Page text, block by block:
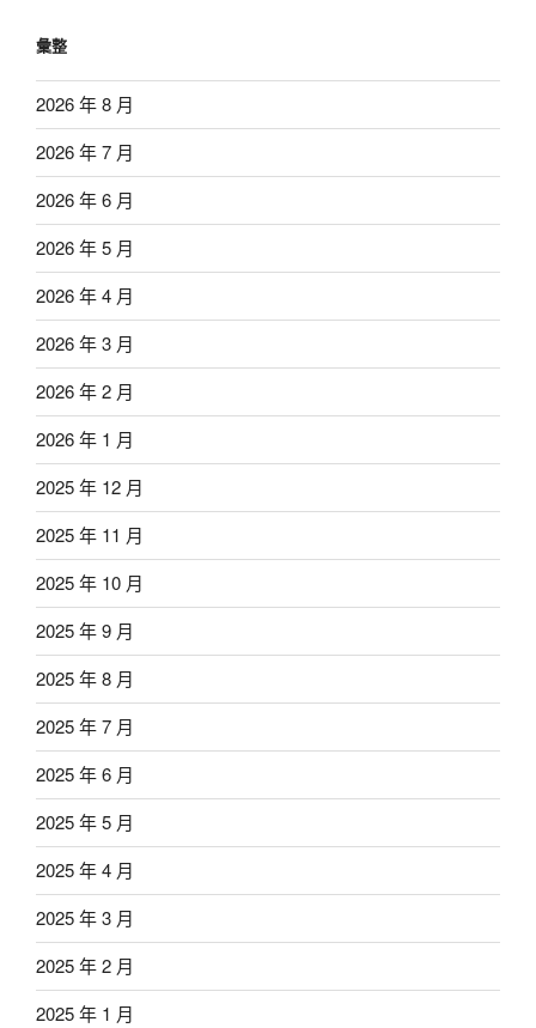
彙整
2026 年 8 月
2026 年 7 月
2026 年 6 月
2026 年 5 月
2026 年 4 月
2026 年 3 月
2026 年 2 月
2026 年 1 月
2025 年 12 月
2025 年 11 月
2025 年 10 月
2025 年 9 月
2025 年 8 月
2025 年 7 月
2025 年 6 月
2025 年 5 月
2025 年 4 月
2025 年 3 月
2025 年 2 月
2025 年 1 月